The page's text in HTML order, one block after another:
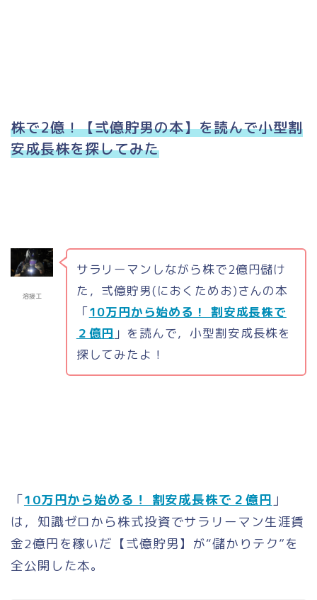
株で2億！【弍億貯男の本】を読んで小型割
安成長株を探してみた
溶接工
サラリーマンしながら株で2億円儲け
た，弍億貯男(におくためお)さんの本
「10万円から始める！ 割安成長株で
２億円 」を読んで，小型割安成長株を
探してみたよ！
「10万円から始める！ 割安成長株で２億円 」
は，知識ゼロから株式投資でサラリーマン生涯賃
金2億円を稼いだ【弍億貯男】が“儲かりテク”を
全公開した本。